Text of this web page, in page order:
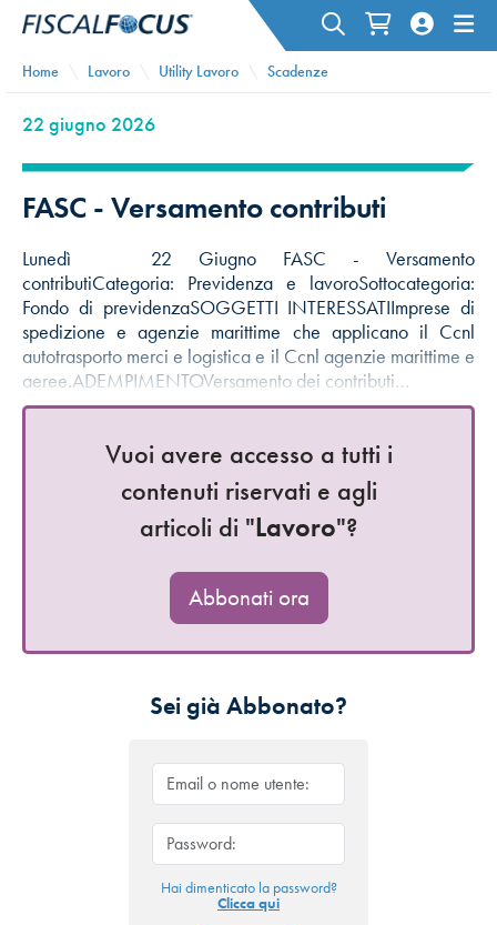
Home Lavoro Utility Lavoro Scadenze
22 giugno 2026
FASC - Versamento contributi
Lunedì 22 Giugno FASC - Versamento
contributiCategoria: Previdenza e lavoroSottocategoria:
Fondo di previdenzaSOGGETTI INTERESSATIImprese di
spedizione e agenzie marittime che applicano il Ccnl
autotrasporto merci e logistica e il Ccnl agenzie marittime e
aeree.ADEMPIMENTOVersamento dei contributi…
Vuoi avere accesso a tutti i
contenuti riservati e agli
articoli di "Lavoro"?
Abbonati ora
Sei già Abbonato?
Hai dimenticato la password?
Clicca qui